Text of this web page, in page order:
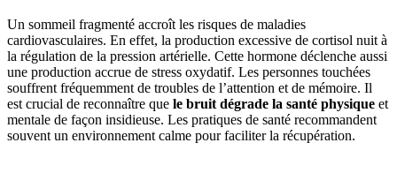
Un sommeil fragmenté accroît les risques de maladies
cardiovasculaires. En effet, la production excessive de cortisol nuit à
la régulation de la pression artérielle. Cette hormone déclenche aussi
une production accrue de stress oxydatif. Les personnes touchées
souffrent fréquemment de troubles de l’attention et de mémoire. Il
est crucial de reconnaître que le bruit dégrade la santé physique et
mentale de façon insidieuse. Les pratiques de santé recommandent
souvent un environnement calme pour faciliter la récupération.